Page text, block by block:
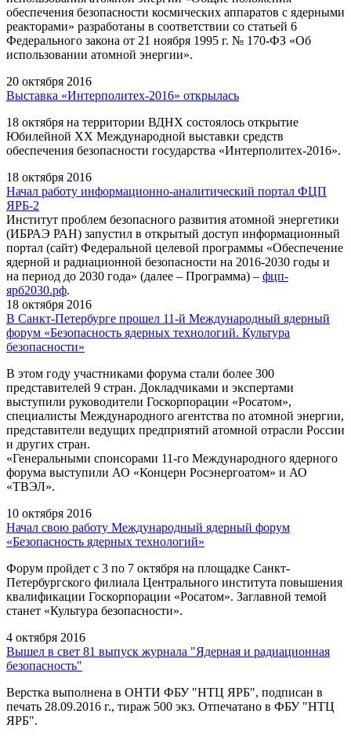
обеспечения безопасности космических аппаратов с ядерными
реакторами» разработаны в соответствии со статьей 6
Федерального закона от 21 ноября 1995 г. № 170-ФЗ «Об
использовании атомной энергии».
20 октября 2016
Выставка «Интерполитех-2016» открылась
18 октября на территории ВДНХ состоялось открытие
Юбилейной XX Международной выставки средств
обеспечения безопасности государства «Интерполитех-2016».
18 октября 2016
Начал работу информационно-аналитический портал ФЦП
ЯРБ-2
Институт проблем безопасного развития атомной энергетики
(ИБРАЭ РАН) запустил в открытый доступ информационный
портал (сайт) Федеральной целевой программы «Обеспечение
ядерной и радиационной безопасности на 2016-2030 годы и
на период до 2030 года» (далее – Программа) – фцп-
ярб2030.рф.
18 октября 2016
В Санкт-Петербурге прошел 11-й Международный ядерный
форум «Безопасность ядерных технологий. Культура
безопасности»
В этом году участниками форума стали более 300
представителей 9 стран. Докладчиками и экспертами
выступили руководители Госкорпорации «Росатом»,
специалисты Международного агентства по атомной энергии,
представители ведущих предприятий атомной отрасли России
и других стран.
«Генеральными спонсорами 11-го Международного ядерного
форума выступили АО «Концерн Росэнергоатом» и АО
«ТВЭЛ».
10 октября 2016
Начал свою работу Международный ядерный форум
«Безопасность ядерных технологий»
Форум пройдет с 3 по 7 октября на площадке Санкт-
Петербургского филиала Центрального института повышения
квалификации Госкорпорации «Росатом». Заглавной темой
станет «Культура безопасности».
4 октября 2016
Вышел в свет 81 выпуск журнала "Ядерная и радиационная
безопасность"
Верстка выполнена в ОНТИ ФБУ "НТЦ ЯРБ", подписан в
печать 28.09.2016 г., тираж 500 экз. Отпечатано в ФБУ "НТЦ
ЯРБ".